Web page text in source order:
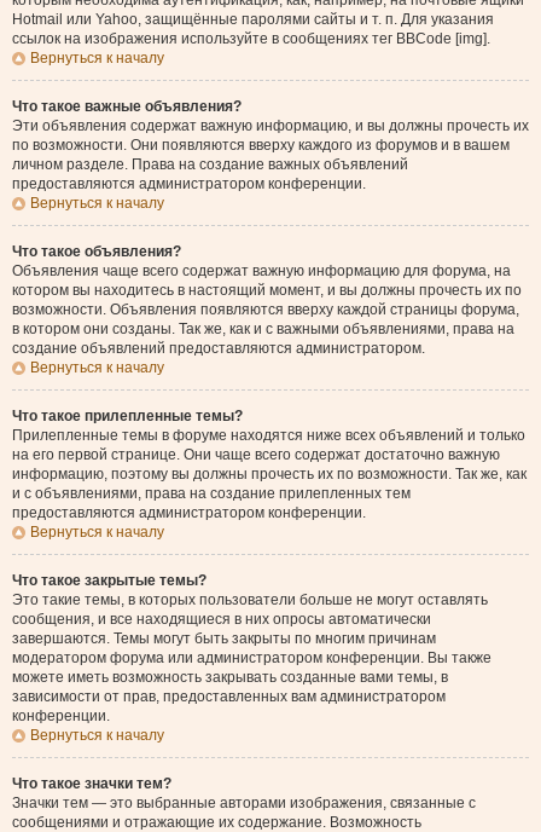
Hotmail или Yahoo, защищённые паролями сайты и т. п. Для указания
ссылок на изображения используйте в сообщениях тег BBCode [img].
Вернуться к началу
Что такое важные объявления?
Эти объявления содержат важную информацию, и вы должны прочесть их
по возможности. Они появляются вверху каждого из форумов и в вашем
личном разделе. Права на создание важных объявлений
предоставляются администратором конференции.
Вернуться к началу
Что такое объявления?
Объявления чаще всего содержат важную информацию для форума, на
котором вы находитесь в настоящий момент, и вы должны прочесть их по
возможности. Объявления появляются вверху каждой страницы форума,
в котором они созданы. Так же, как и с важными объявлениями, права на
создание объявлений предоставляются администратором.
Вернуться к началу
Что такое прилепленные темы?
Прилепленные темы в форуме находятся ниже всех объявлений и только
на его первой странице. Они чаще всего содержат достаточно важную
информацию, поэтому вы должны прочесть их по возможности. Так же, как
и с объявлениями, права на создание прилепленных тем
предоставляются администратором конференции.
Вернуться к началу
Что такое закрытые темы?
Это такие темы, в которых пользователи больше не могут оставлять
сообщения, и все находящиеся в них опросы автоматически
завершаются. Темы могут быть закрыты по многим причинам
модератором форума или администратором конференции. Вы также
можете иметь возможность закрывать созданные вами темы, в
зависимости от прав, предоставленных вам администратором
конференции.
Вернуться к началу
Что такое значки тем?
Значки тем — это выбранные авторами изображения, связанные с
сообщениями и отражающие их содержание. Возможность